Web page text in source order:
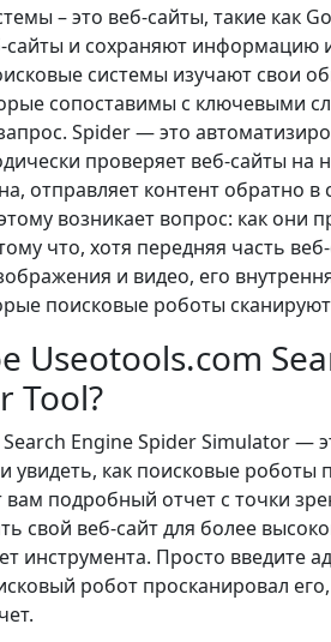
– это веб-сайты, такие как
сайты и сохраняют информацию
системы изучают свои
сопоставимы с ключевыми
Spider — это
проверяет веб-сайты
отправляет контент обратно
возникает вопрос: как они
что, хотя передняя часть
и видео, его
поисковые роботы
Useotools.com
Tool?
Engine Spider Simulator —
как поисковые роботы
вам подробный отчет с точки
свой веб-сайт для более
инструмента. Просто введите
робот просканировал